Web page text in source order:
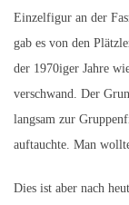
Einzelfigur an der
gab es von den
der 1970iger Jahre
verschwand. Der
langsam zur
auftauchte. Man
Dies ist aber nach